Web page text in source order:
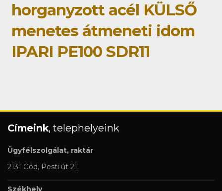
horganyzott acél KÜLSŐ
menetes átmeneti idom
IPARI PE100 SDR11
Címeink, telephelyeink
Ügyfélszolgálat, raktár
2131 Göd, Pesti út 21.
Székhely